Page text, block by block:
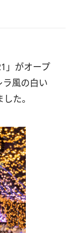
」がオープ
風の白い
た。